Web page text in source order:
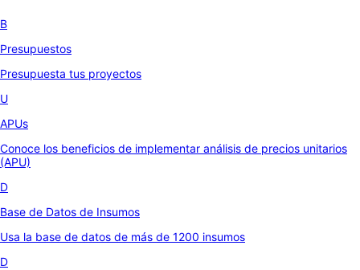
B
Presupuestos
Presupuesta tus proyectos
U
APUs
Conoce los beneficios de implementar análisis de precios unitarios
(APU)
D
Base de Datos de Insumos
Usa la base de datos de más de 1200 insumos
D